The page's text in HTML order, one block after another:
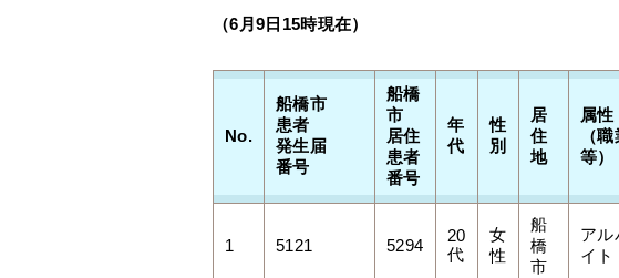
（6月9 日15時現在）
No.
船橋市
患者
発生届
番号
船橋
市
居住
患者
番号
年
代
性
別
居
住
地
属性
（
等）
1 5121 5294
20
代
女
性
船
橋
市
アル
イト